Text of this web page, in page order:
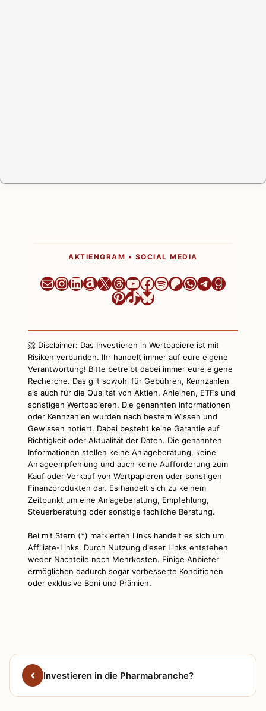
AKTIENGRAM • SOCIAL MEDIA
Newsletter
Instagram
LinkedIn
Amazon
X Threads
YouTube
Facebook
Spotify
Patreon
WhatsApp
Telegram
Pinterest
TikTok
Bluesky
📀 Disclaimer: Das Investieren in Wertpapiere ist mit
Risiken verbunden. Ihr handelt immer auf eure eigene
Verantwortung! Bitte betreibt dabei immer eure eigene
Recherche. Das gilt sowohl für Gebühren, Kennzahlen
als auch für die Qualität von Aktien, Anleihen, ETFs und
sonstigen Wertpapieren. Die genannten Informationen
oder Kennzahlen wurden nach bestem Wissen und
Gewissen notiert. Dabei besteht keine Garantie auf
Richtigkeit oder Aktualität der Daten. Die genannten
Informationen stellen keine Anlageberatung, keine
Anlageempfehlung und auch keine Aufforderung zum
Kauf oder Verkauf von Wertpapieren oder sonstigen
Finanzprodukten dar. Es handelt sich zu keinem
Zeitpunkt um eine Anlageberatung, Empfehlung,
Steuerberatung oder sonstige fachliche Beratung.
Bei mit Stern (*) markierten Links handelt es sich um
Affiliate-Links. Durch Nutzung dieser Links entstehen
weder Nachteile noch Mehrkosten. Einige Anbieter
ermöglichen dadurch sogar verbesserte Konditionen
oder exklusive Boni und Prämien.
Investieren in die Pharmabranche?